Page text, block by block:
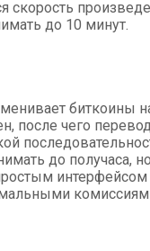
скорость
до 10 минут.
биткоины
после чего
до получаса,